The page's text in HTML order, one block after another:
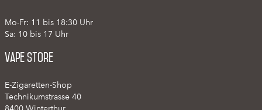
Mo-Fr: 11 bis 18:30 Uhr
Sa: 10 bis 17 Uhr
Vape Store
E-Zigaretten-Shop
Technikumstrasse 40